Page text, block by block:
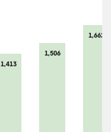
1,413
1,506
1,662